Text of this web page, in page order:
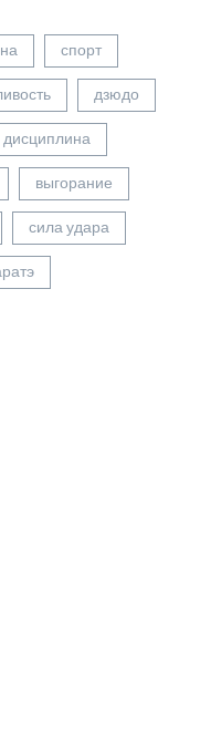
спорт
дзюдо
дисциплина
выгорание
сила удара